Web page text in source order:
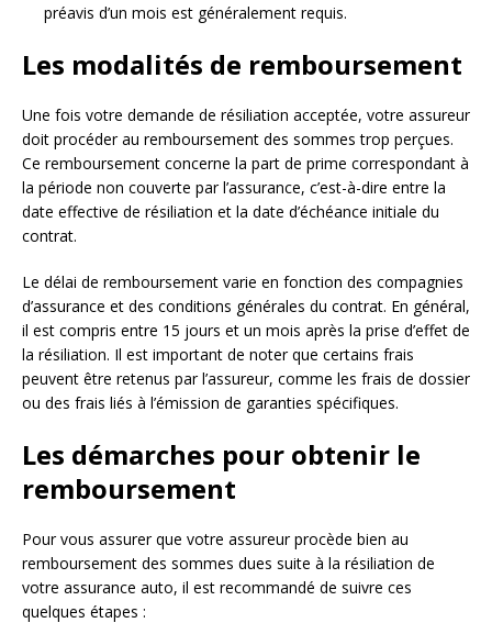
préavis d’un mois est généralement requis.
Les modalités de remboursement
Une fois votre demande de résiliation acceptée, votre assureur
doit procéder au remboursement des sommes trop perçues.
Ce remboursement concerne la part de prime correspondant à
la période non couverte par l’assurance, c’est-à-dire entre la
date effective de résiliation et la date d’échéance initiale du
contrat.
Le délai de remboursement varie en fonction des compagnies
d’assurance et des conditions générales du contrat. En général,
il est compris entre 15 jours et un mois après la prise d’effet de
la résiliation. Il est important de noter que certains frais
peuvent être retenus par l’assureur, comme les frais de dossier
ou des frais liés à l’émission de garanties spécifiques.
Les démarches pour obtenir le
remboursement
Pour vous assurer que votre assureur procède bien au
remboursement des sommes dues suite à la résiliation de
votre assurance auto, il est recommandé de suivre ces
quelques étapes :